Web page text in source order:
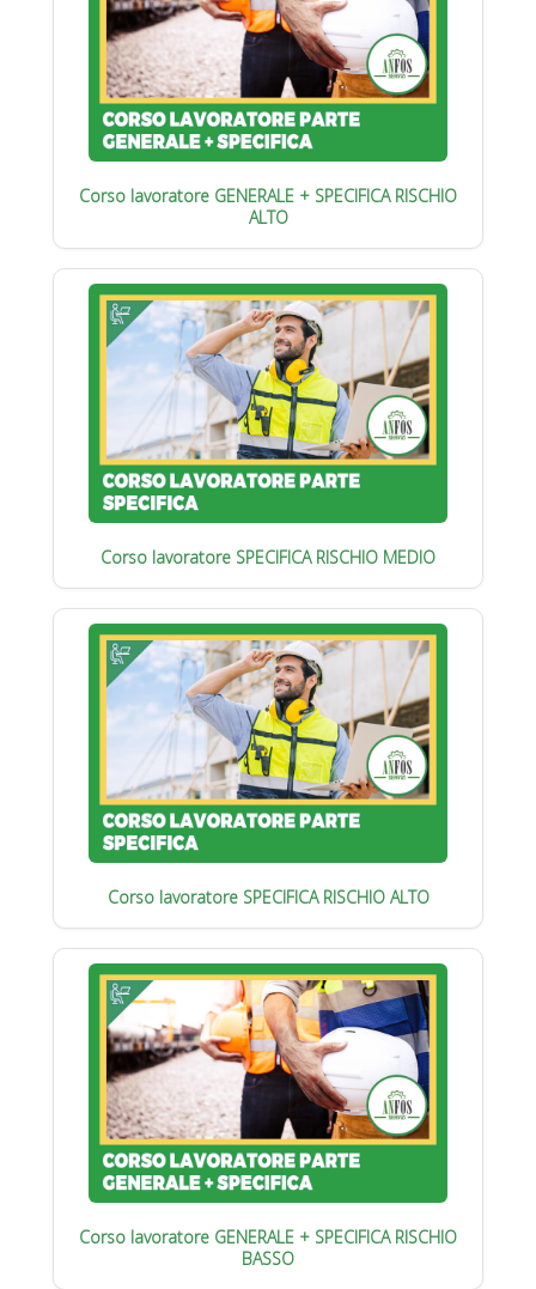
Corso lavoratore GENERALE + SPECIFICA RISCHIO
ALTO
Corso lavoratore SPECIFICA RISCHIO MEDIO
Corso lavoratore SPECIFICA RISCHIO ALTO
Corso lavoratore GENERALE + SPECIFICA RISCHIO
BASSO